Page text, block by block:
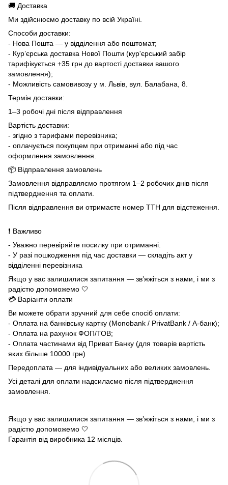
🚚 Доставка
Ми здійснюємо доставку по всій Україні.
Способи доставки:
- Нова Пошта — у відділення або поштомат;
- Кур’єрська доставка Нової Пошти (кур'єрський забір
тарифікується +35 грн до вартості доставки вашого
замовлення);
- Можливість самовивозу у м. Львів, вул. Балабана, 8.
Термін доставки:
1–3 робочі дні після відправлення
Вартість доставки:
- згідно з тарифами перевізника;
- оплачується покупцем при отриманні або під час
оформлення замовлення.
📦 Відправлення замовлень
Замовлення відправляємо протягом 1–2 робочих днів після
підтвердження та оплати.
Після відправлення ви отримаєте номер ТТН для відстеження.
❗ Важливо
- Уважно перевіряйте посилку при отриманні.
- У разі пошкодження під час доставки — складіть акт у
відділенні перевізника
Якщо у вас залишилися запитання — зв’яжіться з нами, і ми з
радістю допоможемо 🤍
💳 Варіанти оплати
Ви можете обрати зручний для себе спосіб оплати:
- Оплата на банківську картку (Monobank / PrivatBank / А-банк);
- Оплата на рахунок ФОП/ТОВ;
- Оплата частинами від Приват Банку (для товарів вартість
яких більше 10000 грн)
Передоплата — для індивідуальних або великих замовлень.
Усі деталі для оплати надсилаємо після підтвердження
замовлення.
Якщо у вас залишилися запитання — зв’яжіться з нами, і ми з
радістю допоможемо 🤍
Гарантія від виробника 12 місяців.